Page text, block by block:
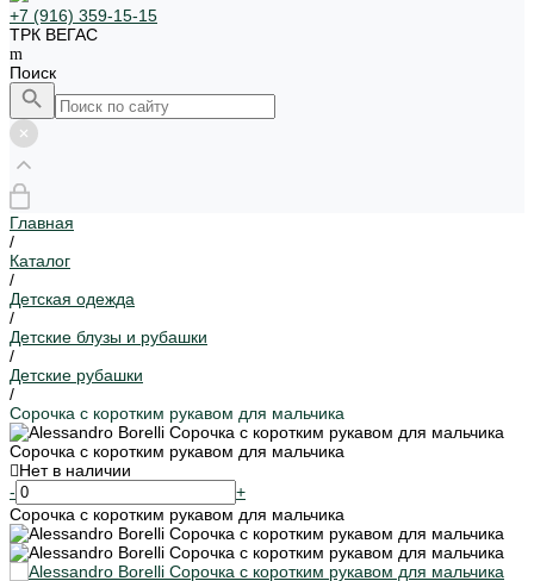
+7 (916) 359-15-15
ТРК ВЕГАС
Поиск
Главная
/
Каталог
/
Детская одежда
/
Детские блузы и рубашки
/
Детские рубашки
/
Сорочка с коротким рукавом для мальчика
Сорочка с коротким рукавом для мальчика
Нет в наличии
-
+
Сорочка с коротким рукавом для мальчика